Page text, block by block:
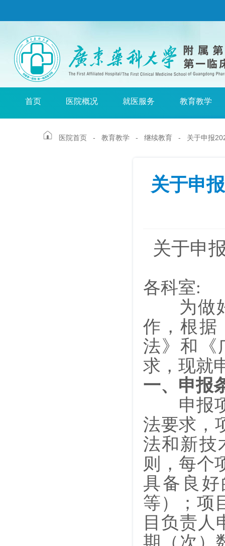
首页 医院概况 就医服务 教育教学
医院首页 - 教育教学 - 继续教育 - 关于申报
关于申
关于申
各科室:
为做好
作，根据
法》和《
求，现就
一、申报
申报项
法要求，
法和新技
则，每个
具备良
等）；项
目负责人
期（次）